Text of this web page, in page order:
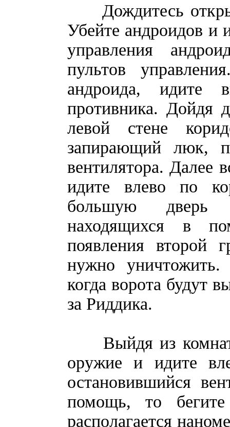
Дождитесь
Убейте андроидов и
управления
пультов
андроида, идите
противника. Дойдя
левой стене
запирающий люк,
вентилятора. Далее
идите влево по
большую дверь
находящихся в
появления второй
нужно уничтожить.
когда ворота будут
за Риддика.
Выйдя из
оружие и идите
остановившийся
помощь, то
располагается